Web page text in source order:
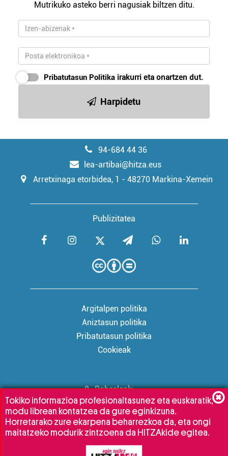
irakurriMutrikuko asteko berri nagusiak biltzen ditu.
Pribatutasun Politika irakurri eta onartzen dut.
Harpidetu
94-684 44 36
lea-artibai@hitza.eus
Arretxinaga etorbidea, 1 - 48270 Markina-Xemein
Publizitatea
Argitalpen politika
Aniztasun politika
Pribatutasun politika
Cookieak
Babesleak:
Tokiko informazioa profesionaltasunez eta euskaratik,
modu librean kontatzea da gure eginkizuna.
Horretarako zure ekarpena beharrezkoa da, eta ongi
maitatzeko modurik zintzoena da HITZAkide egitea.